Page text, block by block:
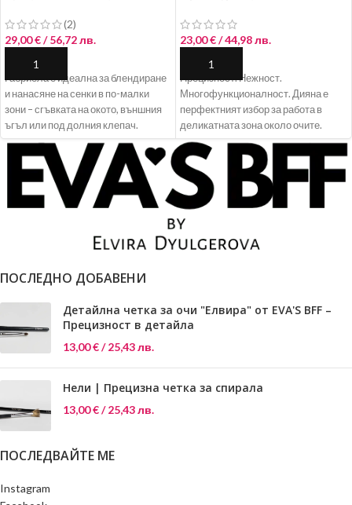
(2)
29,00€/ 56,72 лв.
ДОБАВЯНЕ В КОЛИЧКАТА
Габриела е идеална за блендиране
и нанасяне на сенки в по-малки
зони – сгъвката на окото, външния
ъгъл или под долния клепач.
Косъмът от катерица придава
изключителна мекота и контрол, а
заостреният пламъковиден връх
позволява прецизно изграждане на
дълбочина и детайл. Най-добър
или наситени цветове, когато
23,00€/ 44,98 лв.
ДОБАВЯНЕ В КОЛИЧКАТА
Прецизност. Нежност.
Многофункционалност. Дияна е
перфектният избор за работа в
деликатната зона около очите.
Изработена от мек, но стегнат
синтетичен косъм, тя е идеална за
нанасяне на коректор, база за
сенки, както и за фино преливане
на кремообразни текстури.
Формата ѝ позволява да работиш с
прекаляване, без излишък, само с
ПОСЛЕДНО ДОБАВЕНИ
Детайлна четка за очи "Елвира" от EVA'S BFF –
Прецизност в детайла
13,00€/ 25,43 лв.
Нели | Прецизна четка за спирала
13,00€/ 25,43 лв.
ПОСЛЕДВАЙТЕ МЕ
Instagram